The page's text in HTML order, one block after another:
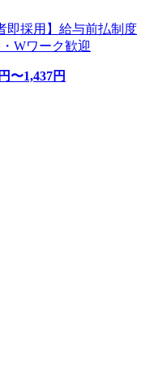
即採用】給与前払制度
Wワーク歓迎
円〜1,437円